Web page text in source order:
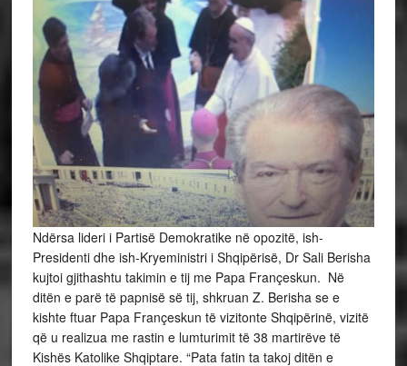
Ndërsa lideri i Partisë Demokratike në opozitë, ish-
Presidenti dhe ish-Kryeministri i Shqipërisë, Dr Sali Berisha
kujtoi gjithashtu takimin e tij me Papa Françeskun. Në
ditën e parë të papnisë së tij, shkruan Z. Berisha se e
kishte ftuar Papa Françeskun të vizitonte Shqipërinë, vizitë
që u realizua me rastin e lumturimit të 38 martirëve të
Kishës Katolike Shqiptare. “Pata fatin ta takoj ditën e